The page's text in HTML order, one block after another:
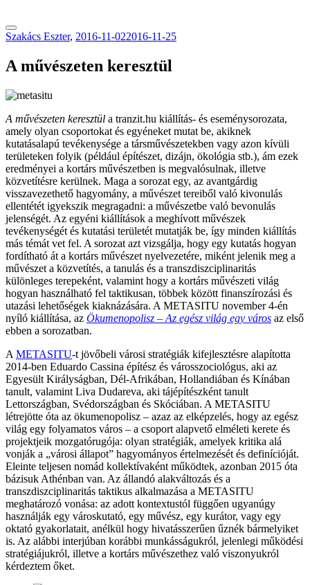
Szakács Eszter, 2016-11-022016-11-25
A művészeten keresztül
A művészeten keresztül a tranzit.hu kiállítás- és eseménysorozata,
amely olyan csoportokat és egyéneket mutat be, akiknek
kutatásalapú tevékenysége a társművészetekben vagy azon kívüli
területeken folyik (például építészet, dizájn, ökológia stb.), ám ezek
eredményei a kortárs művészetben is megvalósulnak, illetve
közvetítésre kerülnek. Maga a sorozat egy, az avantgárdig
visszavezethető hagyomány, a művészet tereiből való kivonulás
ellentétét igyekszik megragadni: a művészetbe való bevonulás
jelenségét. Az egyéni kiállítások a meghívott művészek
tevékenységét és kutatási területét mutatják be, így minden kiállítás
más témát vet fel. A sorozat azt vizsgálja, hogy egy kutatás hogyan
fordítható át a kortárs művészet nyelvezetére, miként jelenik meg a
művészet a közvetítés, a tanulás és a transzdiszciplinaritás
különleges terepeként, valamint hogy a kortárs művészeti világ
hogyan használható fel taktikusan, többek között finanszírozási és
utazási lehetőségek kiaknázására. A METASITU november 4-én
nyíló kiállítása, az Ökumenopolisz – Az egész világ egy város az első
ebben a sorozatban.
A METASITU-t jövőbeli városi stratégiák kifejlesztésre alapította
2014-ben Eduardo Cassina építész és városszociológus, aki az
Egyesült Királyságban, Dél-Afrikában, Hollandiában és Kínában
tanult, valamint Liva Dudareva, aki tájépítészként tanult
Lettországban, Svédországban és Skóciában. A METASITU
létrejötte óta az ökumenopolisz – azaz az elképzelés, hogy az egész
világ egy folyamatos város – a csoport alapvető elméleti kerete és
projektjeik mozgatórugója: olyan stratégiák, amelyek kritika alá
vonják a „városi állapot” hagyományos értelmezését és definícióját.
Eleinte teljesen nomád kollektívaként működtek, azonban 2015 óta
bázisuk Athénban van. Az állandó alakváltozás és a
transzdiszciplinaritás taktikus alkalmazása a METASITU
meghatározó vonása: az adott kontextustól függően ugyanúgy
használják egy városkutató, egy művész, egy kurátor, vagy egy
oktató gyakorlatait, anélkül hogy hivatásszerűen űznék bármelyiket
is. Az alábbi interjúban korábbi munkásságukról, jelenlegi működési
stratégiájukról, illetve a kortárs művészethez való viszonyukról
kérdeztem őket.